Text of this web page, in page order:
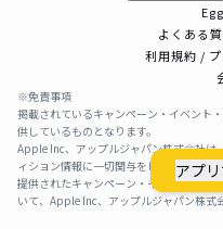
アプ
よくある
利用規約 /
※免責事項
掲載されているキャンペーン・イベント
供しているものとなります。
Apple Inc、アップルジャパン株式会社は
ィション情報に一切関与をしておりませ
提供されたキャンペーン・イベント・オ
いて、Apple Inc、アップルジャパン株式